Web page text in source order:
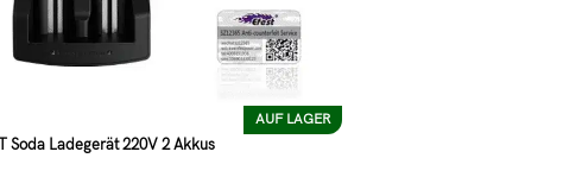
AUF LAGER
Soda Ladegerät 220V 2 Akkus